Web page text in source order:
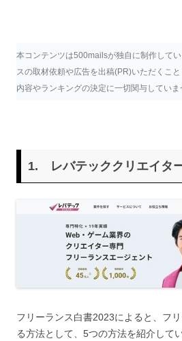
本コンテンツは500mailsが独自に制作して
スの取材依頼や広告を出稿(PR)いただくこ
内容やランキングの決定に一切関与していま
1. レバテッククリエイタ
フリーランス白書2023によると、フ
る方法として、5つの方法を紹介してい